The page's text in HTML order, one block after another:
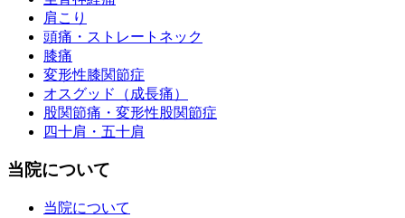
肩こり
頭痛・ストレートネック
膝痛
変形性膝関節症
オスグッド（成長痛）
股関節痛・変形性股関節症
四十肩・五十肩
当院について
当院について